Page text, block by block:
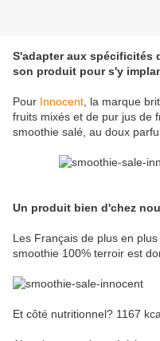
S'adapter aux spécificités
son produit pour s'y
Pour Innocent , la marque
fruits mixés et de pur jus de
smoothie salé, au doux
Un produit bien d'chez
Les Français de plus en plus
smoothie 100% terroir est
Et côté nutritionnel? 1167